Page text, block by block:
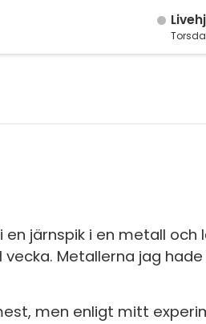
järnspik i en metall
Metallerna jag hade
men enligt mitt